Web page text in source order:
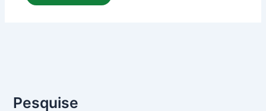
Pesquise